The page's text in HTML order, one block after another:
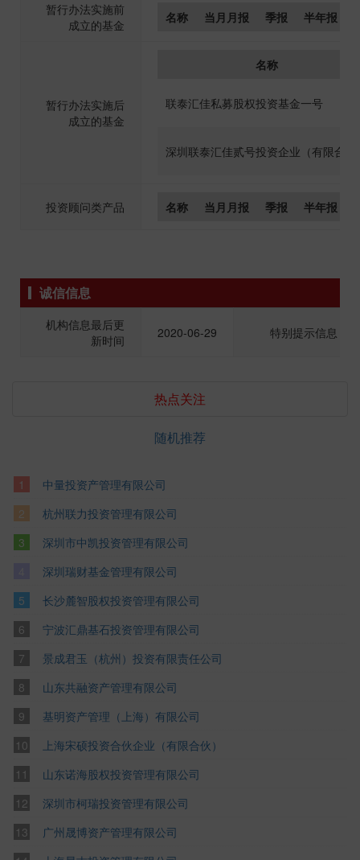
暂行办法实施前
成立的基金
名称 当月月报 季报 半年报
暂行办法实施后
成立的基金
名称
联泰汇佳私募股权投资基金一号
深圳联泰汇佳贰号投资企业（有限合伙
投资顾问类产品 名称 当月月报 季报 半年报
诚信信息
机构信息最后更
新时间
2020-06-29 特别提示信息
热点关注
随机推荐
中量投资产管理有限公司
杭州联力投资管理有限公司
深圳市中凯投资管理有限公司
深圳瑞财基金管理有限公司
长沙麓智股权投资管理有限公司
宁波汇鼎基石投资管理有限公司
景成君玉（杭州）投资有限责任公司
山东共融资产管理有限公司
基明资产管理（上海）有限公司
上海宋硕投资合伙企业（有限合伙）
山东诺海股权投资管理有限公司
深圳市柯瑞投资管理有限公司
广州晟博资产管理有限公司